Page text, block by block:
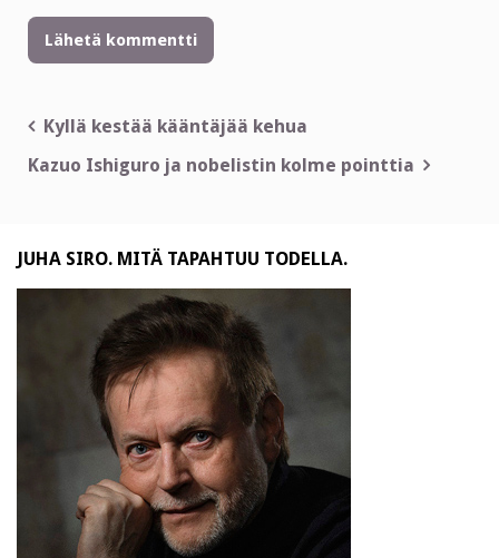
Artikkelien
selaus
Kyllä kestää kääntäjää kehua
Kazuo Ishiguro ja nobelistin kolme pointtia
JUHA SIRO. MITÄ TAPAHTUU TODELLA.